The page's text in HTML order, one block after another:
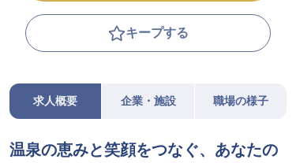
キープする
求人概要 企業・施設 職場の様子
温泉の恵みと笑顔をつなぐ、あなたの